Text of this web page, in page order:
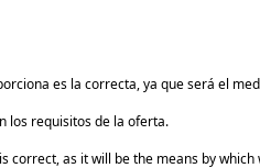
es la correcta, ya que será el
los requisitos de la oferta.
correct, as it will be the means by which